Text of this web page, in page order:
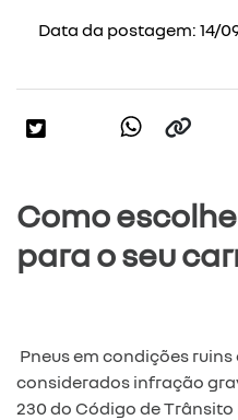
Data da postagem: 14/
Como
para o seu
Pneus em condições ruins
considerados infração
230 do Código de Trânsito